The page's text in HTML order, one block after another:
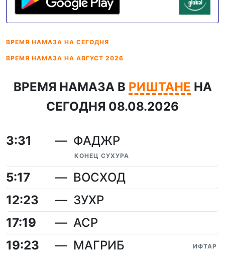
ВРЕМЯ НАМАЗА НА СЕГОДНЯ
ВРЕМЯ НАМАЗА НА АВГУСТ 2026
ВРЕМЯ НАМАЗА В РИШТАНЕ НА
СЕГОДНЯ 08.08.2026
3:31 ФАДЖР
КОНЕЦ СУХУРА
5:17
ВОСХОД
12:23
ЗУХР
17:19
АСР
19:23
МАГРИБ ИФТАР